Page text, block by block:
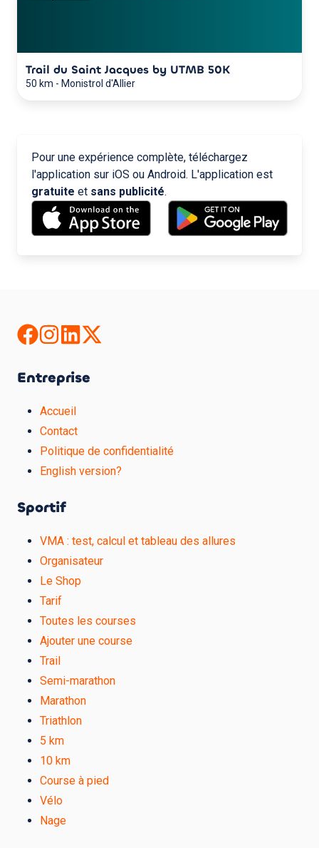
Trail du Saint Jacques by UTMB 50K
50 km - Monistrol d'Allier
Pour une expérience complète, téléchargez
l'application sur iOS ou Android. L'application est
gratuite et sans publicité.
Entreprise
Accueil
Contact
Politique de confidentialité
English version?
Sportif
VMA : test, calcul et tableau des allures
Organisateur
Le Shop
Tarif
Toutes les courses
Ajouter une course
Trail
Semi-marathon
Marathon
Triathlon
5 km
10 km
Course à pied
Vélo
Nage